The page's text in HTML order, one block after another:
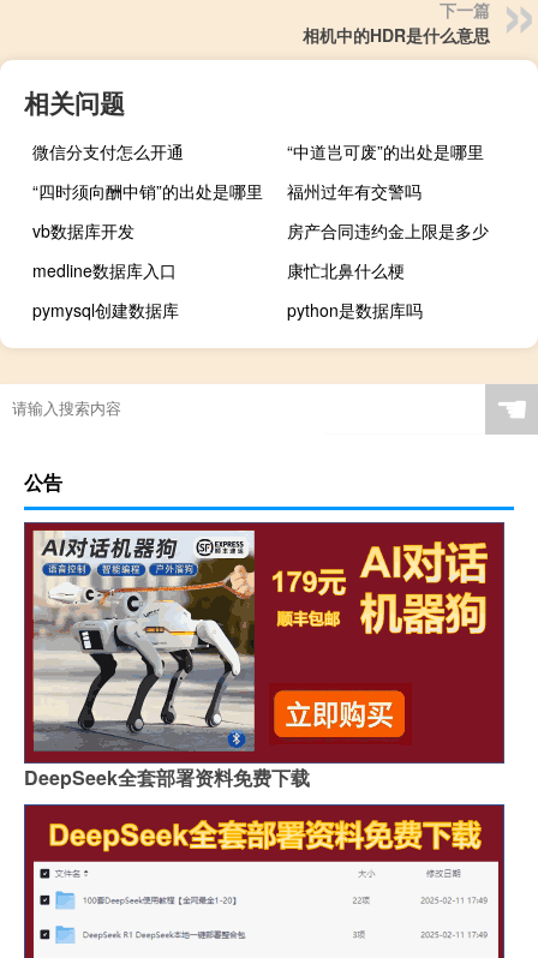
下一篇
相机中的HDR是什么意思
相关问题
微信分支付怎么开通
“中道岂可废”的出处是哪里
“四时须向酬中销”的出处是哪里
福州过年有交警吗
vb数据库开发
房产合同违约金上限是多少
medline数据库入口
康忙北鼻什么梗
pymysql创建数据库
python是数据库吗
☚
公告
DeepSeek全套部署资料免费下载